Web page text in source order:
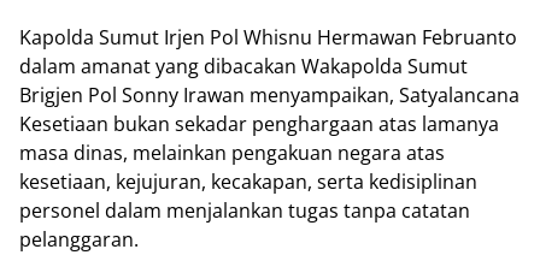
Kapolda Sumut Irjen Pol Whisnu Hermawan Februanto
dalam amanat yang dibacakan Wakapolda Sumut
Brigjen Pol Sonny Irawan menyampaikan, Satyalancana
Kesetiaan bukan sekadar penghargaan atas lamanya
masa dinas, melainkan pengakuan negara atas
kesetiaan, kejujuran, kecakapan, serta kedisiplinan
personel dalam menjalankan tugas tanpa catatan
pelanggaran.